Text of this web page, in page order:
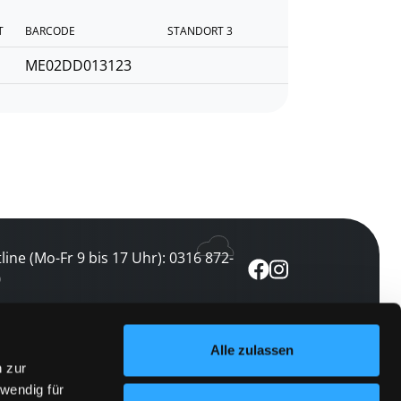
zur
für
Alle zulassen
BARCODE STANDORT 3
ME02DD013123
(Mo-Fr 9 bis 17 Uhr): 0316 872-
abonnieren
keine Veranstaltung verpassen